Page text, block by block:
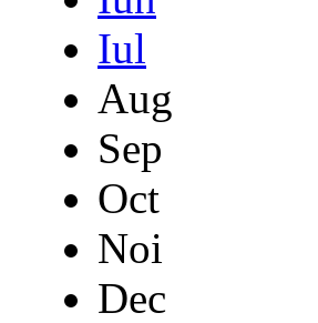
Iul
Aug
Sep
Oct
Noi
Dec